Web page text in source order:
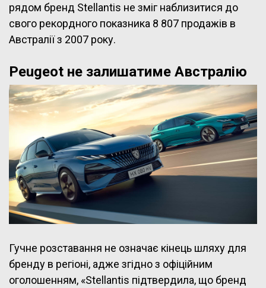
рядом бренд Stellantis не зміг наблизитися до
свого рекордного показника 8 807 продажів в
Австралії з 2007 року.
Peugeot не залишатиме Австралію
Гучне розставання не означає кінець шляху для
бренду в регіоні, адже згідно з офіційним
оголошенням, «Stellantis підтвердила, що бренд